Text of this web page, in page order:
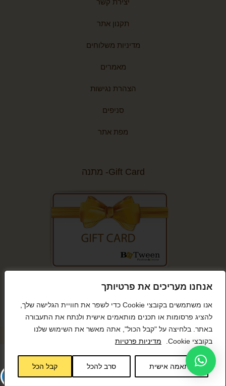
אנחנו מעריכים את פרטיותך
אנו משתמשים בקובצי Cookie כדי לשפר את חוויית הגלישה שלך,
להציג פרסומות או תכנים מותאמים אישית ולנתח את התעבורה
באתר. בלחיצה על "קבל הכול", אתה מאשר את השימוש שלנו
בקובצי Cookie.
מדיניות פרטיות
התאמה אישית סרב להכל קבל הכל
תקנון אתר
מדיניות משלוחים
מאמרים
הצהרת נגישות
סניפים
מפת אתר
Gift Card- מתנה
קנייה מאובטחת
© כל הזכויות שמורות BeTween